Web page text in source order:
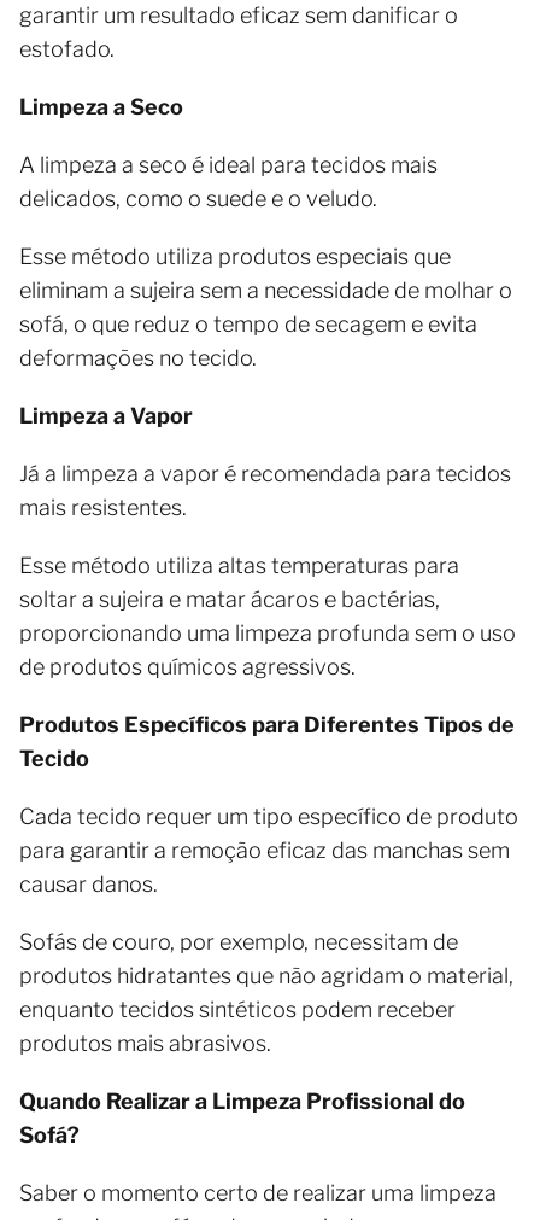
garantir um resultado eficaz sem danificar o
estofado.
Limpeza a Seco
A limpeza a seco é ideal para tecidos mais
delicados, como o suede e o veludo.
Esse método utiliza produtos especiais que
eliminam a sujeira sem a necessidade de molhar o
sofá, o que reduz o tempo de secagem e evita
deformações no tecido.
Limpeza a Vapor
Já a limpeza a vapor é recomendada para tecidos
mais resistentes.
Esse método utiliza altas temperaturas para
soltar a sujeira e matar ácaros e bactérias,
proporcionando uma limpeza profunda sem o uso
de produtos químicos agressivos.
Produtos Específicos para Diferentes Tipos de
Tecido
Cada tecido requer um tipo específico de produto
para garantir a remoção eficaz das manchas sem
causar danos.
Sofás de couro, por exemplo, necessitam de
produtos hidratantes que não agridam o material,
enquanto tecidos sintéticos podem receber
produtos mais abrasivos.
Quando Realizar a Limpeza Profissional do
Sofá?
Saber o momento certo de realizar uma limpeza